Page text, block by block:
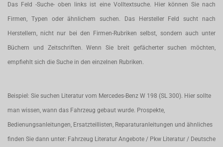
Das Feld -Suche- oben links ist eine Volltextsuche. Hier können Sie nach
Firmen, Typen oder ähnlichem suchen. Das Hersteller Feld sucht nach
Herstellern, nicht nur bei den Firmen-Rubriken selbst, sondern auch unter
Büchern und Zeitschriften. Wenn Sie breit gefächerter suchen möchten,
empfiehlt sich die Suche in den einzelnen Rubriken.
Beispiel: Sie suchen Literatur vom Mercedes-Benz W 198 (SL 300). Hier sollte
man wissen, wann das Fahrzeug gebaut wurde. Prospekte,
Bedienungsanleitungen, Ersatzteillisten, Reparaturanleitungen und ähnliches
finden Sie dann unter: Fahrzeug Literatur Angebote / Pkw Literatur / Deutsche